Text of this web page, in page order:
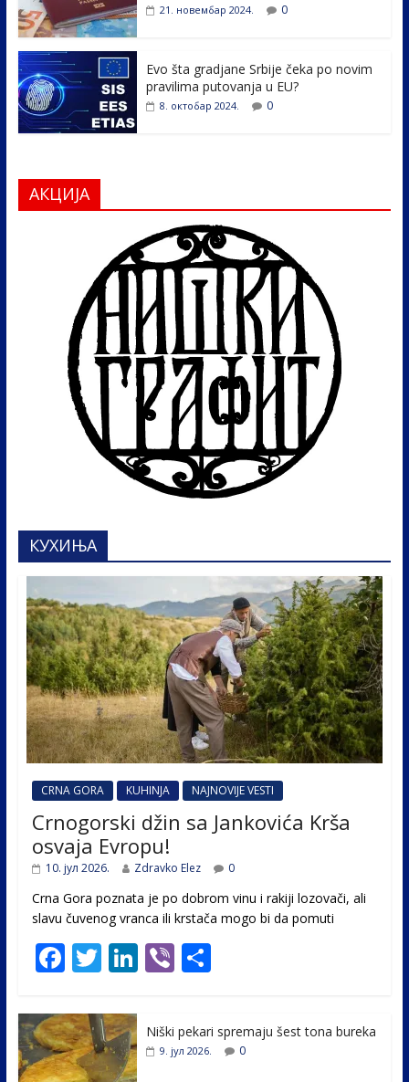
21. новембар 2024. 0
Evo šta gradjane Srbije čeka po novim
pravilima putovanja u EU?
8. октобар 2024. 0
АКЦИЈА
КУХИЊА
CRNA GORA KUHINJA NAJNOVIJE VESTI
Crnogorski džin sa Jankovića Krša
osvaja Evropu!
10. јул 2026. Zdravko Elez 0
Crna Gora poznata je po dobrom vinu i rakiji lozovači, ali
slavu čuvenog vranca ili krstača mogo bi da pomuti
F
e
b
o
T
itt
er
Li
e
Vi
er
S
e
Niški pekari spremaju šest tona bureka
9. јул 2026. 0